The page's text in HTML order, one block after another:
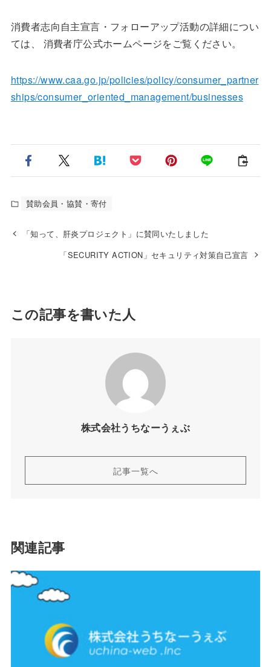
消費者志向自主宣言・フォローアップ活動の詳細につい
ては、 消費者庁公式ホームページをご覧ください。
https://www.caa.go.jp/policies/policy/consumer_partner
ships/consumer_oriented_management/businesses
賛助会員・協賛・寄付
「知って、肝炎プロジェクト」に賛同いたしました
「SECURITY ACTION」セキュリティ対策自己宣言
この記事を書いた人
株式会社うちなーうぇぶ
記事一覧へ
関連記事